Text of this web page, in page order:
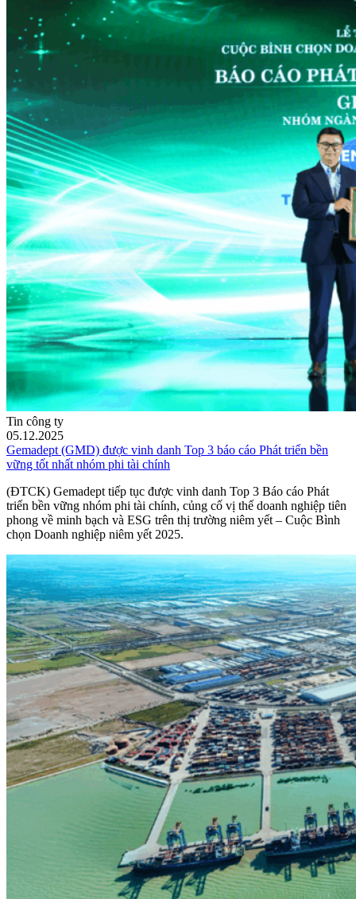
Tin công ty
05.12.2025
Gemadept (GMD) được vinh danh Top 3 báo cáo Phát triển bền
vững tốt nhất nhóm phi tài chính
(ĐTCK) Gemadept tiếp tục được vinh danh Top 3 Báo cáo Phát
triển bền vững nhóm phi tài chính, củng cố vị thế doanh nghiệp tiên
phong về minh bạch và ESG trên thị trường niêm yết – Cuộc Bình
chọn Doanh nghiệp niêm yết 2025.